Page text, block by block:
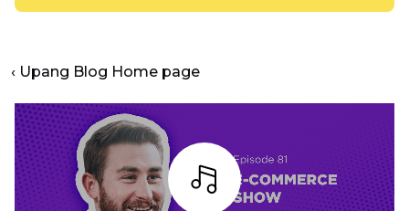
‹ Upang Blog Home page